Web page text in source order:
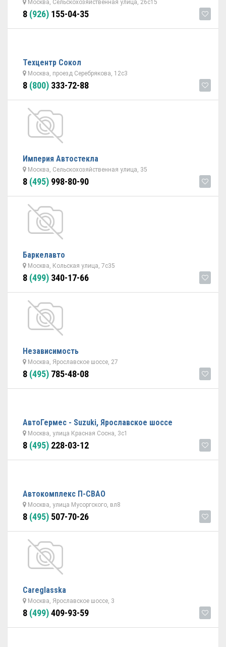
Москва, Сельскохозяйственная улица, 26с15
8 (926) 155-04-35
Техцентр Сокол
Москва, проезд Серебрякова, 12с3
8 (800) 333-72-88
Империя Автостекла
Москва, Сельскохозяйственная улица, 35
8 (495) 998-80-90
Баркелавто
Москва, Кольская улица, 7с35
8 (499) 340-17-66
Независимость
Москва, Ярославское шоссе, 27
8 (495) 785-48-08
АвтоГермес - Suzuki, Ярославское шоссе
Москва, улица Красная Сосна, 3с1
8 (495) 228-03-12
Автокомплекс П-СВАО
Москва, улица Мусоргского, вл8
8 (495) 507-70-26
Careglasska
Москва, Ярославское шоссе, 3
8 (499)409-93-59